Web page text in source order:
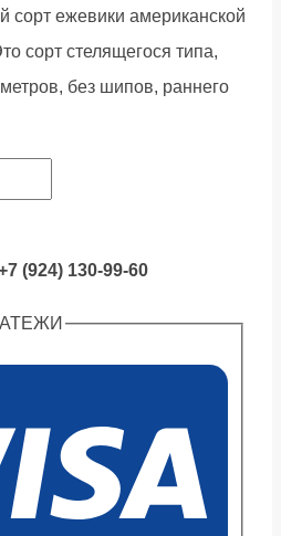
сорт ежевики американской
сорт стелящегося типа,
без шипов, раннего
(924) 130-99-60